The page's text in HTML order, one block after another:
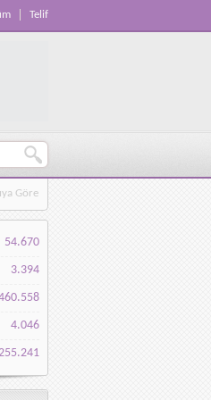
Telif
Göre
54.670
3.394
4.046